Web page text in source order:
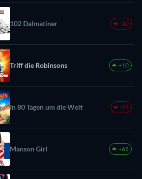
102 Dalmatiner -40
Triff die Robinsons +10
In 80 Tagen um die Welt -16
Manson Girl +65